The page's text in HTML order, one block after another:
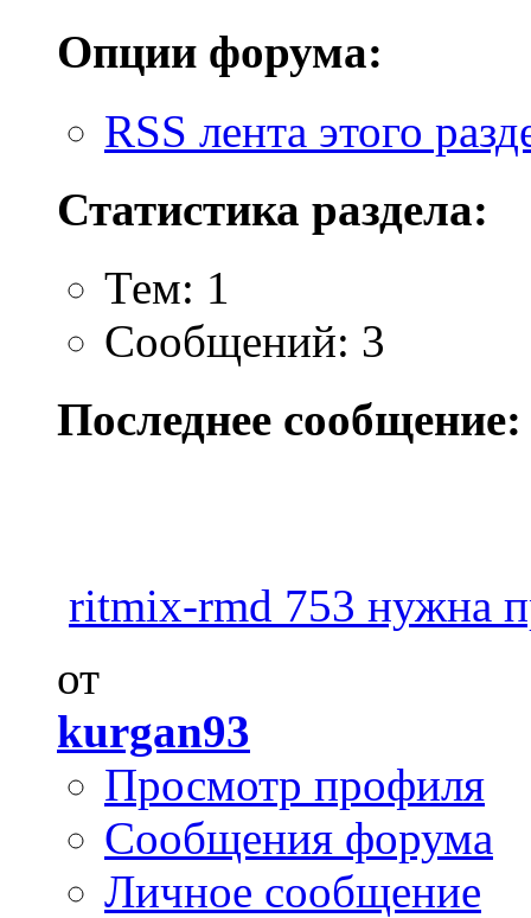
Опции форума:
RSS лента этого
Статистика раздела:
Тем: 1
Сообщений: 3
Последнее сообщение:
ritmix-rmd 753 нужна
от
kurgan93
Просмотр профиля
Сообщения форума
Личное сообщение